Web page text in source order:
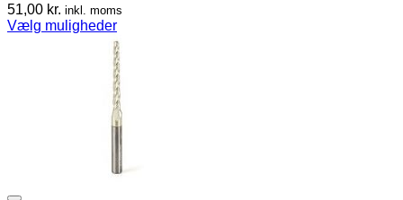
51,00 kr. inkl. moms
Vælg muligheder